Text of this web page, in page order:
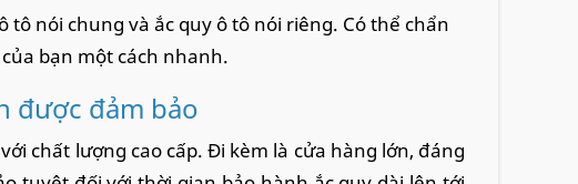
nói chung và ắc quy ô tô nói riêng. Có thể chẩn
bạn một cách nhanh.
được đảm bảo
chất lượng cao cấp. Đi kèm là cửa hàng lớn, đáng